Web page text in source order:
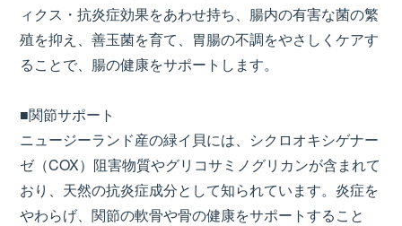
ィクス・抗炎症効果をあわせ持ち、腸内の有害な菌の繁
殖を抑え、善玉菌を育て、胃腸の不調をやさしくケアす
ることで、腸の健康をサポートします。
■関節サポート
ニュージーランド産の緑イ貝には、シクロオキシゲナー
ゼ（COX）阻害物質やグリコサミノグリカンが含まれて
おり、天然の抗炎症成分として知られています。炎症を
やわらげ、関節の軟骨や骨の健康をサポートすること